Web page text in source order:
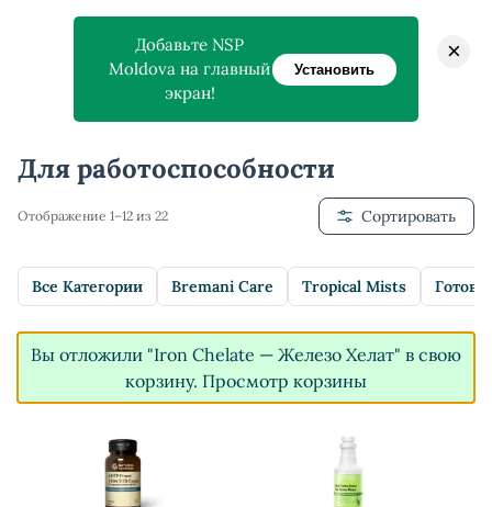
Главная > Магазин > Для работоспособности
Для работоспособности
Отображение 1–12 из 22 Сортировать
Все Категории Bremani Care Tropical Mists
Вы отложили "Iron Chelate — Железо Хелат" в свою
корзину. Просмотр корзины
Добавьте NSP
Moldova на главный
экран!
Установить
×